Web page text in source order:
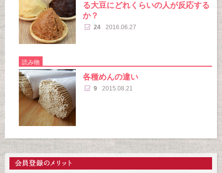
る大豆にどれくらいの人が反応する
か？
24 2016.06.27
読み物
各種めんの違い
9 2015.08.21